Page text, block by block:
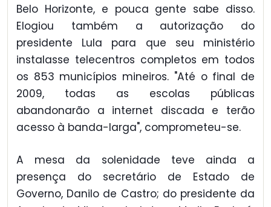
Belo Horizonte, e pouca gente sabe disso.
Elogiou também a autorização do
presidente Lula para que seu ministério
instalasse telecentros completos em todos
os 853 municípios mineiros. "Até o final de
2009, todas as escolas públicas
abandonarão a internet discada e terão
acesso à banda-larga", comprometeu-se.
A mesa da solenidade teve ainda a
presença do secretário de Estado de
Governo, Danilo de Castro; do presidente da